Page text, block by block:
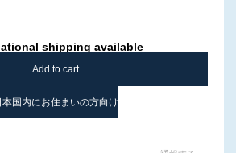
shipping available
Add to cart
本国内にお住まいの方向け